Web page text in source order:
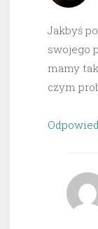
Jakbyś
swojego
mamy
czym